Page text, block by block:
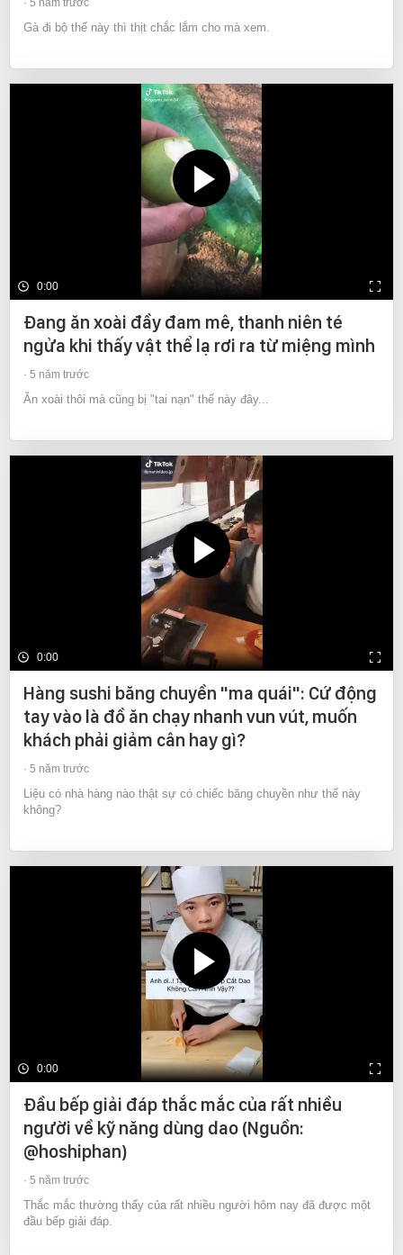
5 năm trước
Gà đi bộ thế này thì thịt chắc lắm cho mà xem.
0:00
Đang ăn xoài đầy đam mê, thanh niên té
ngửa khi thấy vật thể lạ rơi ra từ miệng mình
5 năm trước
Ăn xoài thôi mà cũng bị "tai nạn" thế này đây...
0:00
Hàng sushi băng chuyền "ma quái": Cứ động
tay vào là đồ ăn chạy nhanh vun vút, muốn
khách phải giảm cân hay gì?
5 năm trước
Liệu có nhà hàng nào thật sự có chiếc băng chuyền như thế này
không?
0:00
Đầu bếp giải đáp thắc mắc của rất nhiều
người về kỹ năng dùng dao (Nguồn:
@hoshiphan)
5 năm trước
Thắc mắc thường thấy của rất nhiều người hôm nay đã được một
đầu bếp giải đáp.